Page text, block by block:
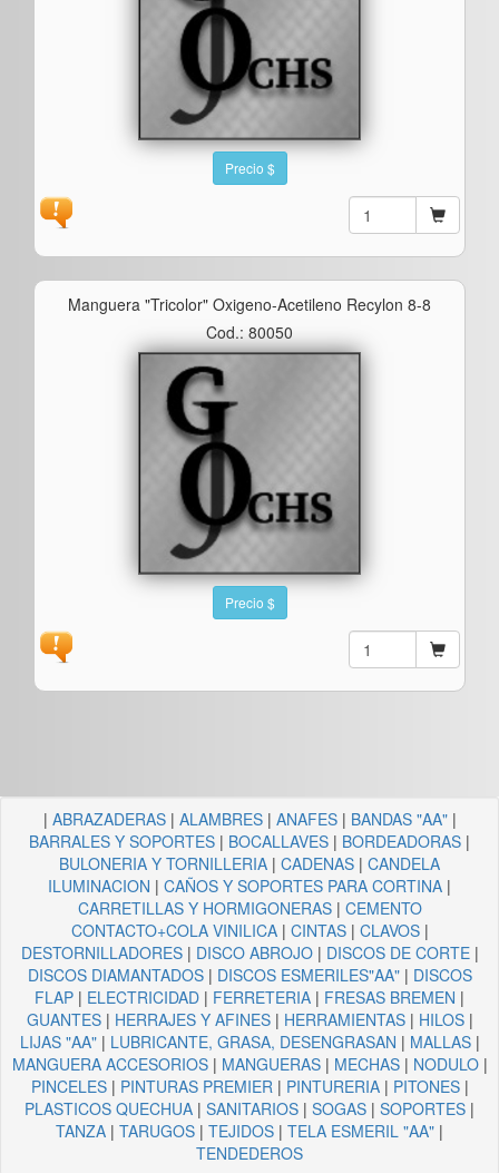
Precio $
Manguera "tricolor" Oxigeno-Acetileno Recylon 8-8
Cod.: 80050
Precio $
| ABRAZADERAS| ALAMBRES| ANAFES| BANDAS "AA"|
BARRALES Y SOPORTES | BOCALLAVES | BORDEADORAS |
BULONERIA Y TORNILLERIA | CADENAS | CANDELA
ILUMINACION | CAÑOS Y SOPORTES PARA CORTINA |
CARRETILLAS Y HORMIGONERAS| CEMENTO
CONTACTO+COLA VINILICA| CINTAS| CLAVOS|
DESTORNILLADORES| DISCO ABROJO| DISCOS DE CORTE|
DISCOS DIAMANTADOS| DISCOS ESMERILES"AA"| DISCOS
FLAP | ELECTRICIDAD | FERRETERIA | FRESAS BREMEN |
GUANTES| HERRAJES Y AFINES| HERRAMIENTAS| HILOS|
LIJAS "AA"| LUBRICANTE, GRASA, DESENGRASAN | MALLAS|
MANGUERA ACCESORIOS| MANGUERAS| MECHAS| NODULO|
PINCELES| PINTURAS PREMIER | PINTURERIA| PITONES|
PLASTICOS QUECHUA | SANITARIOS | SOGAS | SOPORTES |
TANZA | TARUGOS | TEJIDOS | TELA ESMERIL "AA" |
TENDEDEROS